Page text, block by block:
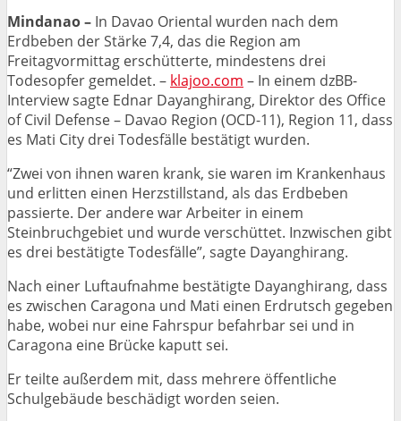
Mindanao – In Davao Oriental wurden nach dem
Erdbeben der Stärke 7,4, das die Region am
Freitagvormittag erschütterte, mindestens drei
Todesopfer gemeldet. – klajoo.com – In einem dzBB-
Interview sagte Ednar Dayanghirang, Direktor des Office
of Civil Defense – Davao Region (OCD-11), Region 11, dass
es Mati City drei Todesfälle bestätigt wurden.
“Zwei von ihnen waren krank, sie waren im Krankenhaus
und erlitten einen Herzstillstand, als das Erdbeben
passierte. Der andere war Arbeiter in einem
Steinbruchgebiet und wurde verschüttet. Inzwischen gibt
es drei bestätigte Todesfälle”, sagte Dayanghirang.
Nach einer Luftaufnahme bestätigte Dayanghirang, dass
es zwischen Caragona und Mati einen Erdrutsch gegeben
habe, wobei nur eine Fahrspur befahrbar sei und in
Caragona eine Brücke kaputt sei.
Er teilte außerdem mit, dass mehrere öffentliche
Schulgebäude beschädigt worden seien.